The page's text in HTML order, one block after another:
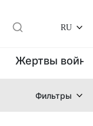
RU
Жертвы
Фильтры